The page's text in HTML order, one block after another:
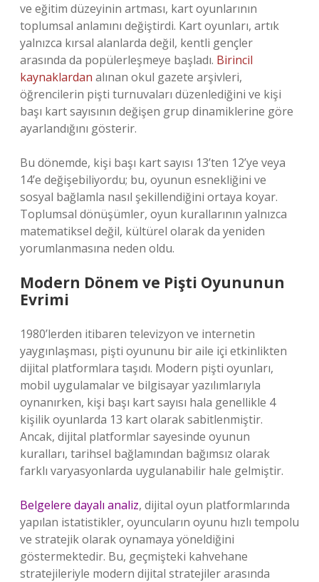
ve eğitim düzeyinin artması, kart oyunlarının
toplumsal anlamını değiştirdi. Kart oyunları, artık
yalnızca kırsal alanlarda değil, kentli gençler
arasında da popülerleşmeye başladı. Birincil
kaynaklardan alınan okul gazete arşivleri,
öğrencilerin pişti turnuvaları düzenlediğini ve kişi
başı kart sayısının değişen grup dinamiklerine göre
ayarlandığını gösterir.
Bu dönemde, kişi başı kart sayısı 13’ten 12’ye veya
14’e değişebiliyordu; bu, oyunun esnekliğini ve
sosyal bağlamla nasıl şekillendiğini ortaya koyar.
Toplumsal dönüşümler, oyun kurallarının yalnızca
matematiksel değil, kültürel olarak da yeniden
yorumlanmasına neden oldu.
Modern Dönem ve Pişti Oyununun
Evrimi
1980’lerden itibaren televizyon ve internetin
yaygınlaşması, pişti oyununu bir aile içi etkinlikten
dijital platformlara taşıdı. Modern pişti oyunları,
mobil uygulamalar ve bilgisayar yazılımlarıyla
oynanırken, kişi başı kart sayısı hala genellikle 4
kişilik oyunlarda 13 kart olarak sabitlenmiştir.
Ancak, dijital platformlar sayesinde oyunun
kuralları, tarihsel bağlamından bağımsız olarak
farklı varyasyonlarda uygulanabilir hale gelmiştir.
Belgelere dayalı analiz, dijital oyun platformlarında
yapılan istatistikler, oyuncuların oyunu hızlı tempolu
ve stratejik olarak oynamaya yöneldiğini
göstermektedir. Bu, geçmişteki kahvehane
stratejileriyle modern dijital stratejiler arasında